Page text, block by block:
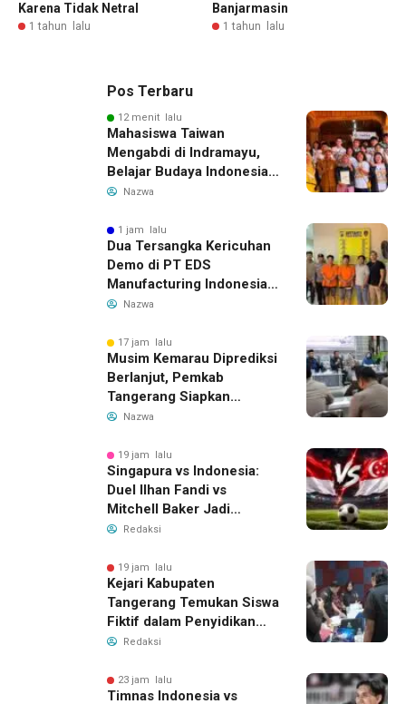
Karena Tidak Netral
1 tahun lalu
Banjarmasin
1 tahun lalu
Pos Terbaru
12 menit lalu
Mahasiswa Taiwan
Mengabdi di Indramayu,
Belajar Budaya Indonesia
dan Edukasi Pekerja
Nazwa
1 jam lalu
Dua Tersangka Kericuhan
Demo di PT EDS
Manufacturing Indonesia
Ditahan, Polda Banten
Pengelolaan Limbah
Nazwa
17 jam lalu
Musim Kemarau Diprediksi
Berlanjut, Pemkab
Tangerang Siapkan
Langkah Antisipasi Krisis
Nazwa
19 jam lalu
Singapura vs Indonesia:
Duel Ilhan Fandi vs
Mitchell Baker Jadi
Sorotan di Piala AFF 2026
Redaksi
19 jam lalu
Kejari Kabupaten
Tangerang Temukan Siswa
Fiktif dalam Penyidikan
Dana BOP PKBM
Redaksi
23 jam lalu
Timnas Indonesia vs